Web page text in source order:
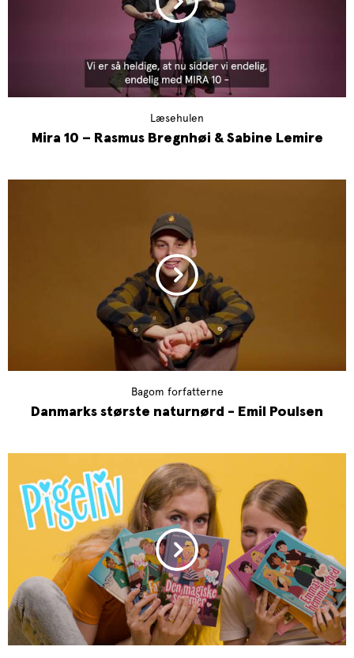
Læsehulen
Mira 10 – Rasmus Bregnhøi & Sabine Lemire
Bagom forfatterne
Danmarks største naturnørd - Emil Poulsen